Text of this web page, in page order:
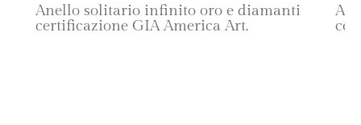
Anello solitario infinito oro e diamanti
certificazione GIA America Art.